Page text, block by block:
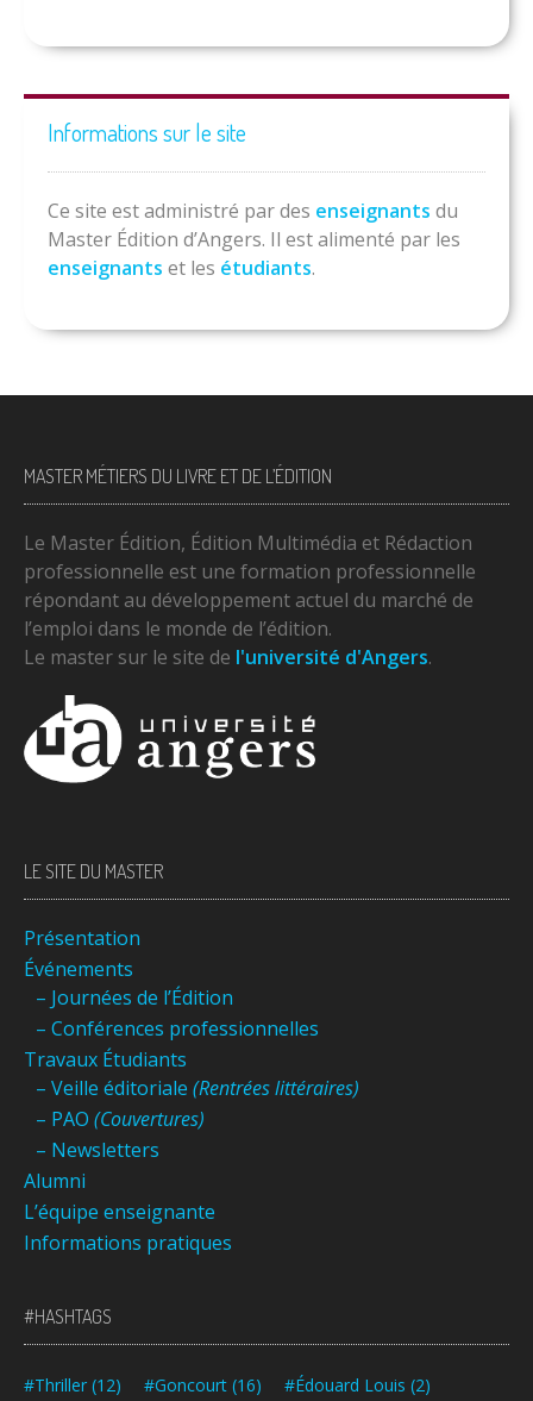
Informations sur le site
Ce site est administré par des enseignants du
Master Édition d’Angers. Il est alimenté par les
enseignants et les étudiants.
MASTER MÉTIERS DU LIVRE ET DE L’ÉDITION
Le Master Édition, Édition Multimédia et Rédaction
professionnelle est une formation professionnelle
répondant au développement actuel du marché de
l’emploi dans le monde de l’édition.
Le master sur le site de l'université d'Angers.
LE SITE DU MASTER
Présentation
Événements
– Journées de l’Édition
– Conférences professionnelles
Travaux Étudiants
– Veille éditoriale (Rentrées littéraires)
– PAO (Couvertures)
– Newsletters
Alumni
L’équipe enseignante
Informations pratiques
#HASHTAGS
#Thriller (12) #Goncourt (16) #Édouard Louis (2)